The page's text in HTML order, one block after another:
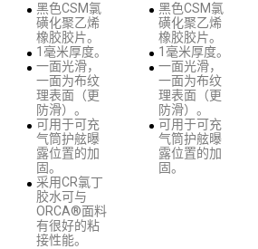
黑色CSM氯
磺化聚乙烯
橡胶胶片。
1毫米厚度。
一面光滑，
一面为布纹
理表面（更
防滑）。
可用于可充
气筒护舷曝
露位置的加
固。
采用CR氯丁
胶水可与
ORCA®面料
有很好的粘
接性能。
黑色CSM氯
磺化聚乙烯
橡胶胶片。
1毫米厚度。
一面光滑，
一面为布纹
理表面（更
防滑）。
可用于可充
气筒护舷曝
露位置的加
固。